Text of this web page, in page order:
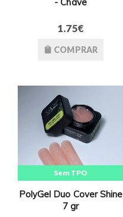
1.75€
COMPRAR
Sem TPO
PolyGel Duo Cover Shine
7 gr